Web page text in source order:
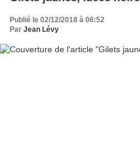
Publié le 02/12/2018 à 06:52
Par Jean Lévy